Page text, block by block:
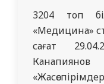
3204 топ
«Медицина»
сағат